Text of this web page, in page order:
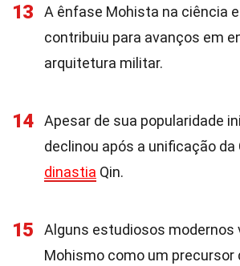
13
A ênfase Mohista na ciência
contribuiu para avanços em
arquitetura militar.
14
Apesar de sua popularidade
declinou após a unificação da
dinastia Qin.
15
Alguns estudiosos modernos
Mohismo como um precursor